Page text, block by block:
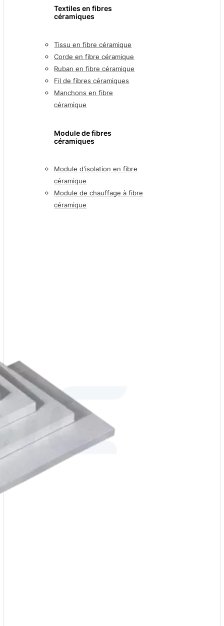
Textiles en fibres
céramiques
Tissu en fibre céramique
Corde en fibre céramique
Ruban en fibre céramique
Fil de fibres céramiques
Manchons en fibre
céramique
Module de fibres
céramiques
Module d'isolation en fibre
céramique
Module de chauffage à fibre
céramique